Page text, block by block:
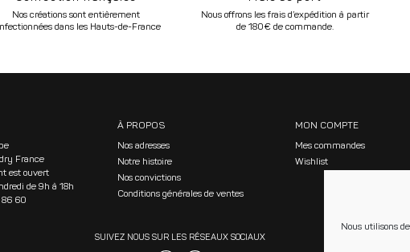
Nous utilisons
Nos créations sont entièrement
dans les Hauts-de-France
Nous offrons les frais d’expédition à partir
de 180€ de commande.
France
est ouvert
de 9h à 18h
60
À PROPOS
Nos adresses
Notre histoire
Nos convictions
Conditions générales de ventes
MON COMPTE
Mes commandes
Wishlist
SUIVEZ NOUS SUR LES RÉSEAUX SOCIAUX